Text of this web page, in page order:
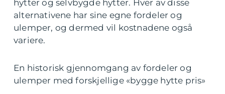
hytter og selvbygde hytter. Hver av disse
alternativene har sine egne fordeler og
ulemper, og dermed vil kostnadene også
variere.
En historisk gjennomgang av fordeler og
ulemper med forskjellige «bygge hytte pris»